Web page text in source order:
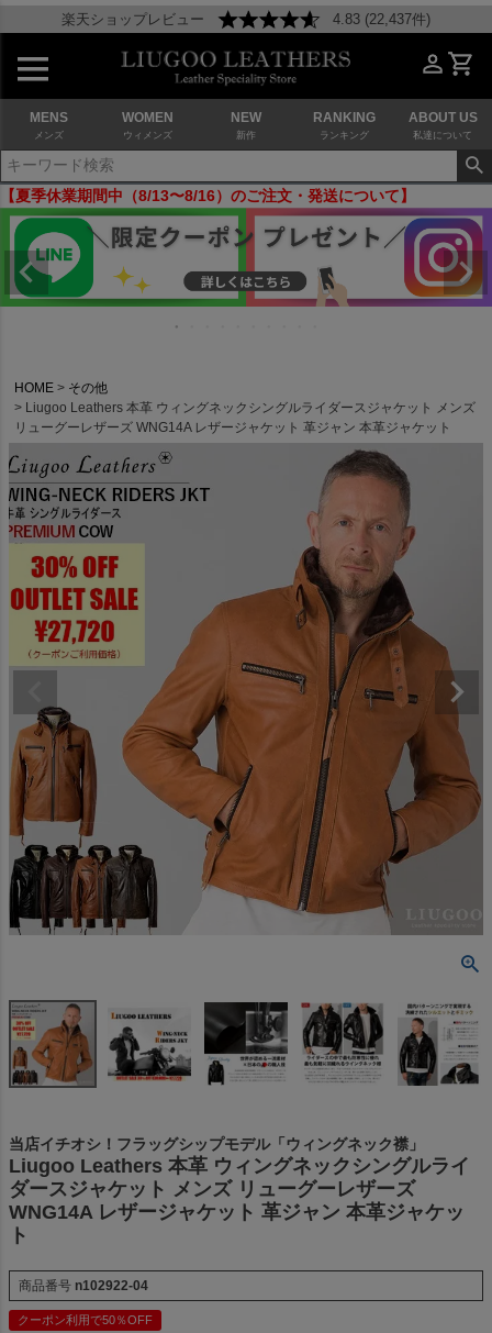
楽天ショップレビュー 4.83 (22,437件)
MENS
メンズ
WOMEN
ウィメンズ
NEW
新作
RANKING
ランキング
ABOUT US
私達について
【夏季休業期間中（8/13〜8/16）のご注文・発送について】
HOME
その他
Liugoo Leathers 本革 ウィングネックシングルライダースジャケット メンズ
リューグーレザーズ WNG14A レザージャケット 革ジャン 本革ジャケット
当店イチオシ！フラッグシップモデル「ウィングネック襟」
Liugoo Leathers 本革 ウィングネックシングルライ
ダースジャケット メンズ リューグーレザーズ
WNG14A レザージャケット 革ジャン 本革ジャケッ
ト
商品番号 n102922-04
クーポン利用で50％OFF